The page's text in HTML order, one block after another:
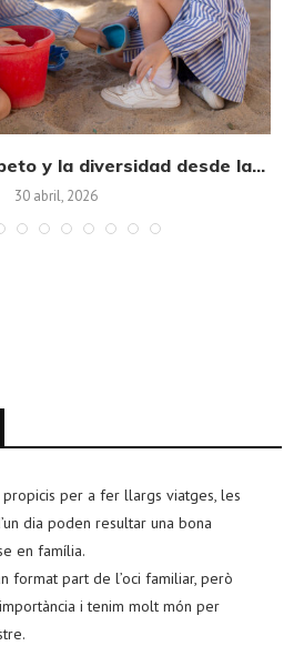
y la diversidad desde la...
30 abril, 2026
propicis per a fer llargs viatges, les
dia poden resultar una bona
en família.
format part de l’oci familiar, però
i tenim molt món per